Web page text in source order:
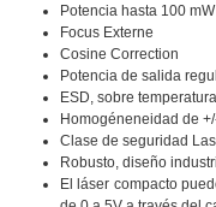
Potencia hasta 100 mW
Focus Externe
Cosine Correction
Potencia de salida
ESD, sobre
Homogéneneidad de
Clase de seguridad
Robusto, diseño
El láser compacto